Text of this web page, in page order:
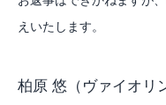
えいたします。
柏原 悠 （ヴァイオリ